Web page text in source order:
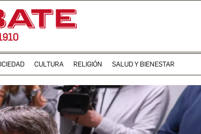
CULTURA RELIGIÓN SALUD Y BIENESTAR